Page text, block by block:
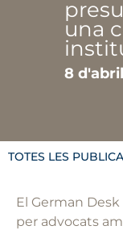
una
8
TOTES LES
El German
per advocats